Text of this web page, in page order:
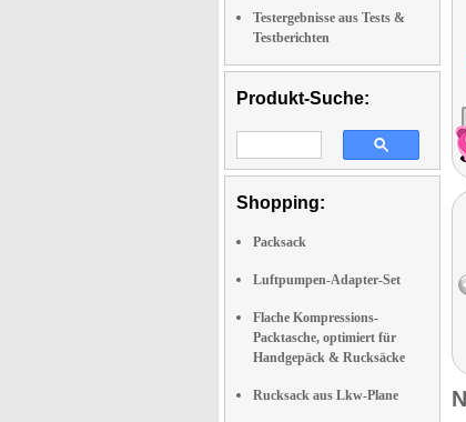
Testergebnisse aus Tests &
Testberichten
Produkt-Suche:
Shopping:
Packsack
Luftpumpen-Adapter-Set
Flache Kompressions-
Packtasche, optimiert für
Handgepäck & Rucksäcke
Rucksack aus Lkw-Plane